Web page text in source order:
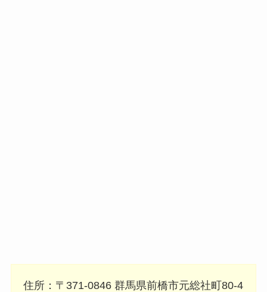
住所：〒371-0846 群馬県前橋市元総社町80-4